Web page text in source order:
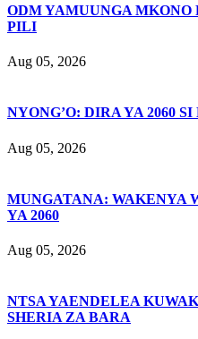
ODM YAMUUNGA MKONO
PILI
Aug 05, 2026
NYONG’O: DIRA YA 2060
Aug 05, 2026
MUNGATANA: WAKENYA
YA 2060
Aug 05, 2026
NTSA YAENDELEA
SHERIA ZA BARA